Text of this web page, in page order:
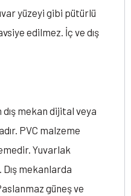
yüzeyi gibi pütürlü
edilmez. İç ve dış
mekan dijital veya
PVC malzeme
Yuvarlak
mekanlarda
güneş ve